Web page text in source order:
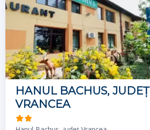
HANUL BACHUS, JUDEȚ
VRANCEA